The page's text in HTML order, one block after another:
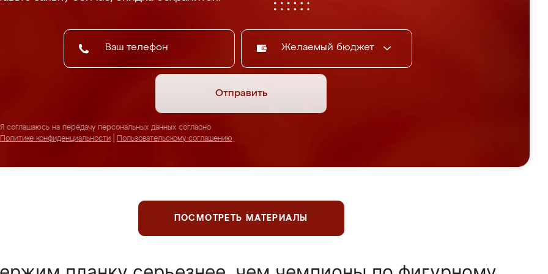
Желаемый бюджет
Отправить
Я соглашаюсь на передачу персональных данных согласно
Политике конфиденциальности
Пользовательскому соглашению
ПОСМОТРЕТЬ МАТЕРИАЛЫ